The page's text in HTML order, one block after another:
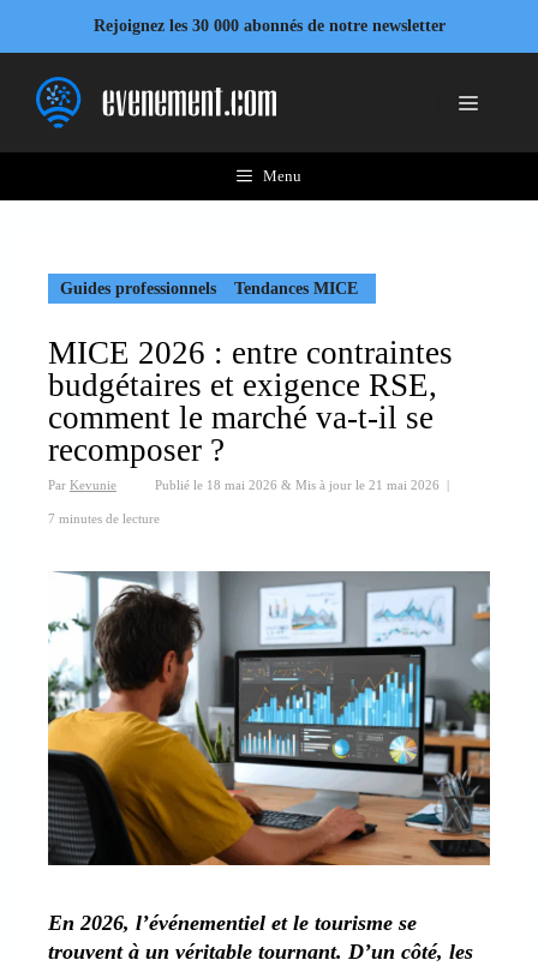
contenu
Rejoignez les 30 000 abonnés de notre newsletter
Menu
Menu
Guides professionnels Tendances MICE
MICE 2026 : entre contraintes
budgétaires et exigence RSE,
comment le marché va-t-il se
recomposer ?
Par Kevunie Publié le 18 mai 2026 & Mis à jour le 21 mai 2026 |
7 minutes de lecture
En 2026, l’événementiel et le tourisme se
trouvent à un véritable tournant. D’un côté, les